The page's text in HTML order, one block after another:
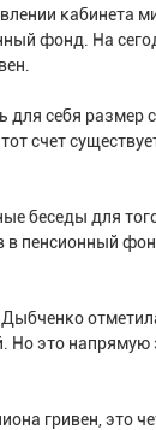
кабинета
фонд. На
себя размер
счет
беседы для
пенсионный
Но это напрямую
гривен, это